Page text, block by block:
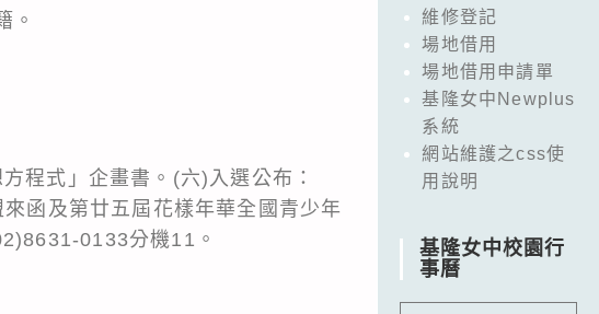
。
程式」企畫書。(六)入選公布：
函及第廿五屆花樣年華全國青少年
0133分機11。
維修登記
場地借用
場地借用申請單
基隆女中Newplus
系統
網站維護之css使
用說明
基隆女中校園行
事曆